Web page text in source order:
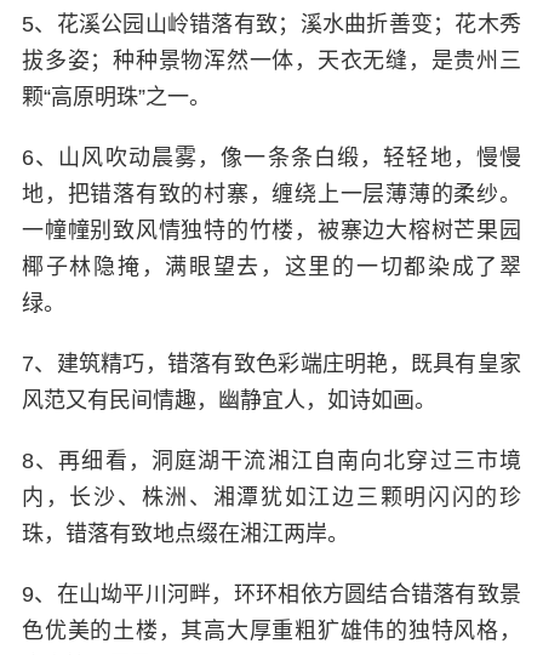
5、花溪公园山岭错落有致；溪水曲折善变；花木秀
拔多姿；种种景物浑然一体，天衣无缝，是贵州三
颗“高原明珠”之一。
6、山风吹动晨雾，像一条条白缎，轻轻地，慢慢
地，把错落有致的村寨，缠绕上一层薄薄的柔纱。
一幢幢别致风情独特的竹楼，被寨边大榕树芒果园
椰子林隐掩，满眼望去，这里的一切都染成了翠
绿。
7、建筑精巧，错落有致色彩端庄明艳，既具有皇家
风范又有民间情趣，幽静宜人，如诗如画。
8、再细看，洞庭湖干流湘江自南向北穿过三市境
内，长沙、株洲、湘潭犹如江边三颗明闪闪的珍
珠，错落有致地点缀在湘江两岸。
9、在山坳平川河畔，环环相依方圆结合错落有致景
色优美的土楼，其高大厚重粗犷雄伟的独特风格，